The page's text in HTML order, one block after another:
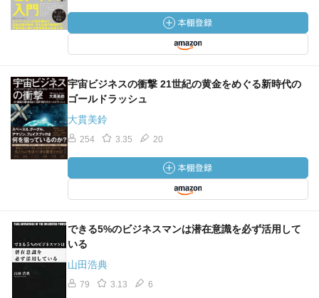
宇宙ビジネスの衝撃 21世紀の黄金をめぐる新時代の
ゴールドラッシュ
大貫美鈴
254 3.35 20
できる5%のビジネスマンは潜在意識を必ず活用して
いる
山田浩典
79 3.13 6